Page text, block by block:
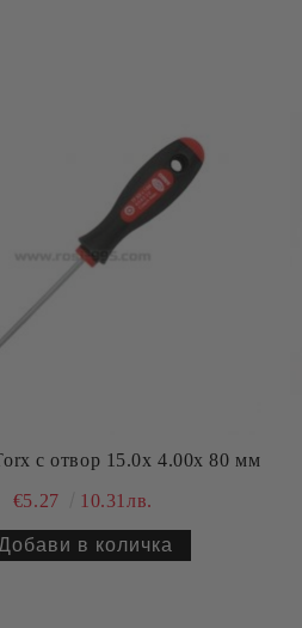
с отвор 15.0х 4.00х 80 мм
€5.27 10.31лв.